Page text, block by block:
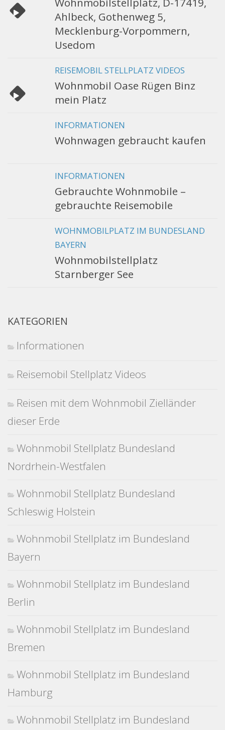
Ahlbeck, Gothenweg 5,
Mecklenburg-Vorpommern,
Usedom
REISEMOBIL STELLPLATZ VIDEOS
Wohnmobil Oase Rügen Binz
mein Platz
INFORMATIONEN
Wohnwagen gebraucht kaufen
INFORMATIONEN
Gebrauchte Wohnmobile –
gebrauchte Reisemobile
WOHNMOBILPLATZ IM BUNDESLAND
BAYERN
Wohnmobilstellplatz
Starnberger See
KATEGORIEN
Informationen
Reisemobil Stellplatz Videos
Reisen mit dem Wohnmobil Zielländer
dieser Erde
Wohnmobil Stellplatz Bundesland
Nordrhein-Westfalen
Wohnmobil Stellplatz Bundesland
Schleswig Holstein
Wohnmobil Stellplatz im Bundesland
Bayern
Wohnmobil Stellplatz im Bundesland
Berlin
Wohnmobil Stellplatz im Bundesland
Bremen
Wohnmobil Stellplatz im Bundesland
Hamburg
Wohnmobil Stellplatz im Bundesland